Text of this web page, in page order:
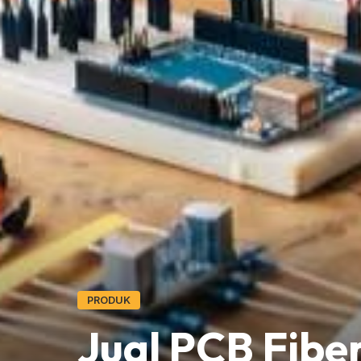
PRODUK
Jual PCB